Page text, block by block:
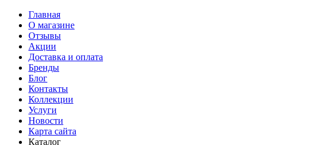
Главная
О магазине
Отзывы
Акции
Доставка и оплата
Бренды
Блог
Контакты
Коллекции
Услуги
Новости
Карта сайта
Каталог